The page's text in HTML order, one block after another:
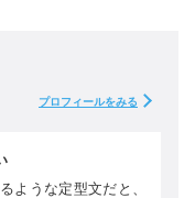
プロフィールをみる
ような定型文だと、